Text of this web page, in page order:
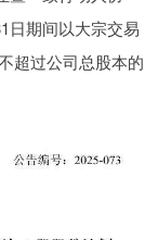
日期间以大宗交易
超过公司总股本的